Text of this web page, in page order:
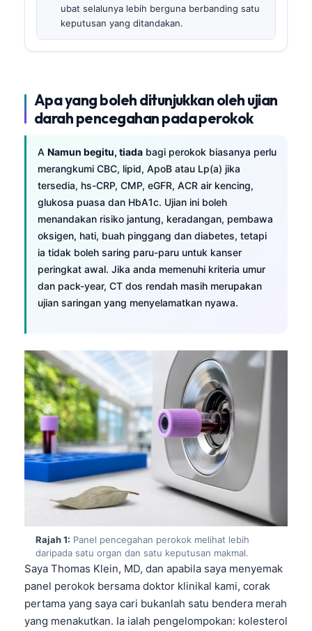
ubat selalunya lebih berguna berbanding satu
keputusan yang ditandakan.
Apa yang boleh ditunjukkan oleh ujian
darah pencegahan pada perokok
A Namun begitu, tiada bagi perokok biasanya perlu
merangkumi CBC, lipid, ApoB atau Lp(a) jika
tersedia, hs-CRP, CMP, eGFR, ACR air kencing,
glukosa puasa dan HbA1c. Ujian ini boleh
menandakan risiko jantung, keradangan, pembawa
oksigen, hati, buah pinggang dan diabetes, tetapi
ia tidak boleh saring paru-paru untuk kanser
peringkat awal. Jika anda memenuhi kriteria umur
dan pack-year, CT dos rendah masih merupakan
ujian saringan yang menyelamatkan nyawa.
Rajah 1: Panel pencegahan perokok melihat lebih
daripada satu organ dan satu keputusan makmal.
Saya Thomas Klein, MD, dan apabila saya menyemak
panel perokok bersama doktor klinikal kami, corak
pertama yang saya cari bukanlah satu bendera merah
yang menakutkan. Ia ialah pengelompokan: kolesterol